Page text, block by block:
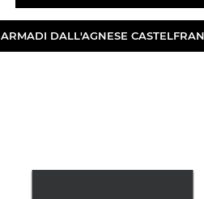
ARMADI DALL'AGNESE